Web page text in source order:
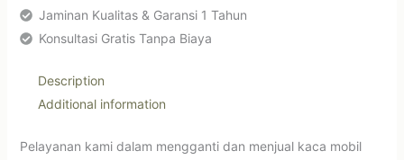
Jaminan Kualitas & Garansi 1 Tahun
Konsultasi Gratis Tanpa Biaya
Description
Additional information
Pelayanan kami dalam mengganti dan menjual kaca mobil